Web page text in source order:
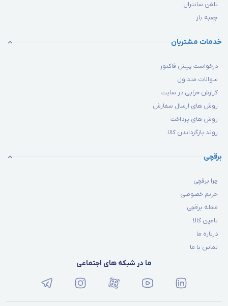
تلفن سانترال
جعبه باز
خدمات مشتریان
درخواست پیش فاکتور
سوالات متداول
گزارش خرابی در سایت
روش های ارسال سفارش
روش های پرداخت
روند بازگرداندن کالا
برقچی
چرا برقچی
حریم خصوصی
مجله برقچی
تامین کالا
درباره ما
تماس با ما
ما در شبکه های اجتماعی